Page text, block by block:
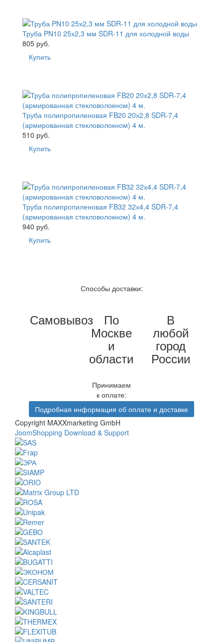
Труба PN10 25х2,3 мм SDR-11 для холодной воды
805 руб.
Купить
Труба полипропиленовая FB20 20х2,8 SDR-7,4
(армированная стекловолокном) 4 м.
510 руб.
Купить
Труба полипропиленовая FB32 32х4,4 SDR-7,4
(армированная стекловолокном) 4 м.
940 руб.
Купить
Способы доставки:
Самовывоз По
Москве
и
области
В
любой
город
России
Принимаем
к оплате:
Подробная информация об оплате и доставке
Copyright MAXXmarketing GmbH
JoomShopping Download & Support